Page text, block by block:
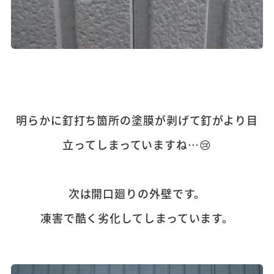
明らかに釘打ち箇所の塗膜が剥げて釘がより目
立ってしまっていますね…😢
次は開口廻りの外壁です。
凍害で酷く劣化してしまっています。